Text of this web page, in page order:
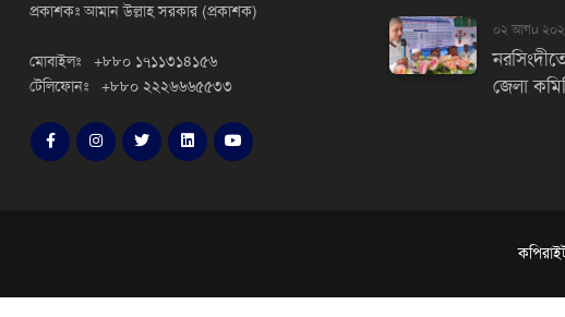
প্রকাশকঃ আমান উল্লাহ সরকার (প্রকাশক)
মোবাইলঃ +৮৮০ ১৭১১৩১৪১৫৬
টেলিফোনঃ +৮৮০ ২২২৬৬৬৫৫৩৩
০২ আগu
জেলা